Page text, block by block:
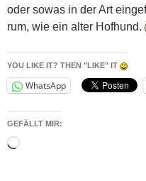
oder sowas in der Art
rum, wie ein alter Hofhund.
YOU LIKE IT? THEN "LIKE" IT
WhatsApp
GEFÄLLT MIR:
Wird